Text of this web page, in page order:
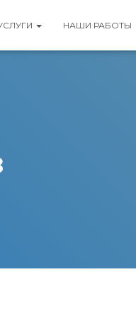
НАШИ РАБОТЫ